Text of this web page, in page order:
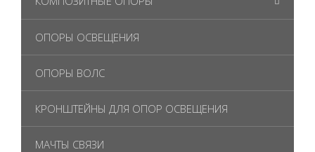
ОПОРЫ ОСВЕЩЕНИЯ
ОПОРЫ ВОЛС
КРОНШТЕЙНЫ ДЛЯ ОПОР ОСВЕЩЕНИЯ
МАЧТЫ СВЯЗИ